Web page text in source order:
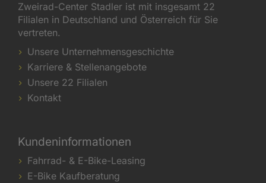
Zweirad-Center Stadler ist mit insgesamt 22
Filialen in Deutschland und Österreich für Sie
vertreten.
Unsere Unternehmensgeschichte
Karriere & Stellenangebote
Unsere 22 Filialen
Kontakt
Kundeninformationen
Fahrrad- & E-Bike-Leasing
E-Bike Kaufberatung